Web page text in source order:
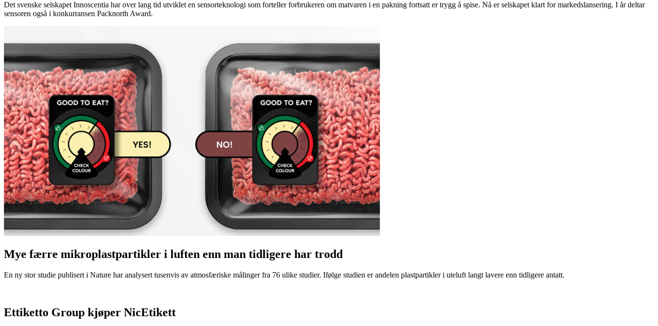
Det svenske selskapet Innoscentia har over lang tid utviklet en sensorteknologi som forteller forbrukeren om matvaren i en pakning fortsatt er trygg å spise. Nå er selskapet klart for markedslansering. I år deltar
sensoren også i konkurransen Packnorth Award.
Mye færre mikroplastpartikler i luften enn man tidligere har trodd
En ny stor studie publisert i Nature har analysert tusenvis av atmosfæriske målinger fra 76 ulike studier. Ifølge studien er andelen plastpartikler i uteluft langt lavere enn tidligere antatt.
Ettiketto Group kjøper NicEtikett